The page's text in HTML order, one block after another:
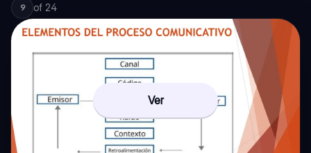
9 of 24
Ver